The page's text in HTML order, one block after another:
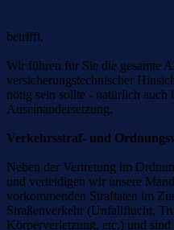
betrifft.
Wir führen für Sie die gesamte
versicherungstechnischer
nötig sein sollte - natürlich auch
Auseinandersetzung.
Verkehrsstraf- und
Neben der Vertretung im
und verteidigen wir unsere
vorkommenden Straftaten im
Straßenverkehr (Unfallflucht,
Körperverletzung, etc.) und